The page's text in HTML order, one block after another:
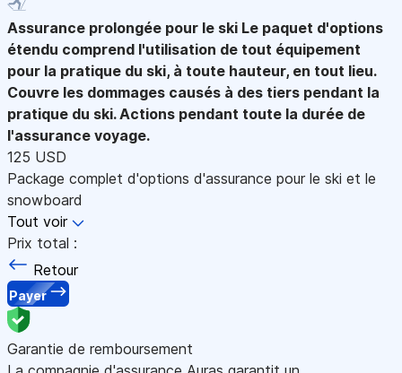
Assurance prolongée pour le ski Le paquet d'options
étendu comprend l'utilisation de tout équipement
pour la pratique du ski, à toute hauteur, en tout lieu.
Couvre les dommages causés à des tiers pendant la
pratique du ski. Actions pendant toute la durée de
l'assurance voyage.
125 USD
Package complet d'options d'assurance pour le ski et le
snowboard
Tout voir
Prix total :
Retour
Payer
Garantie de remboursement